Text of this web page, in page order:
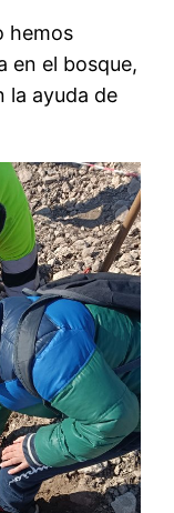
hemos
en el bosque,
la ayuda de